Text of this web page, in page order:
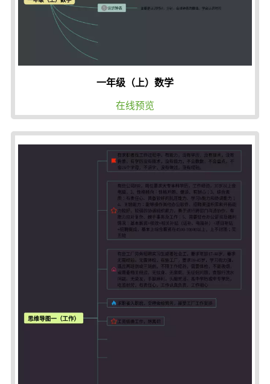
一年级（上）数学
在线预览